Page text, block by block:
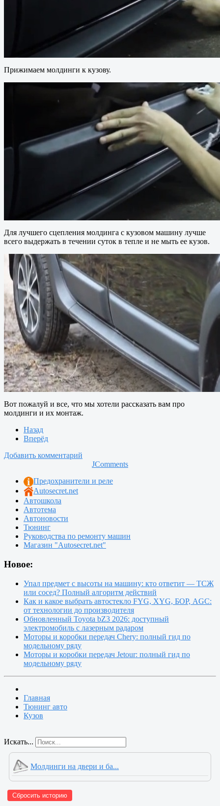
Прижимаем молдинги к кузову.
Для лучшего сцепления молдинга с кузовом машину лучше
всего выдержать в течении суток в тепле и не мыть ее кузов.
Вот пожалуй и все, что мы хотели рассказать вам про
молдинги и их монтаж.
Назад
Вперёд
Добавить комментарий
JComments
Предохранители и реле
Autosecret.net
Автошкола
Автотема
Автоновости
Тюнинг
Руководства по ремонту машин
Магазин "Autosecret.net"
Новое:
Упал предмет с высоты на машину: кто ответит — ТСЖ
или сосед? Полный алгоритм действий
Как и какое выбрать автостекло FYG, XYG, БОР, AGC:
от технологии до производителя
Обновленный Toyota bZ3 2026: доступный
электромобиль с лазерным радаром
Моторы и коробки передач Chery: полный гид по
модельному ряду
Моторы и коробки передач Jetour: полный гид по
модельному ряду
Главная
Тюнинг авто
Кузов
Искать...
Молдинги на двери и ба...
Сбросить историю